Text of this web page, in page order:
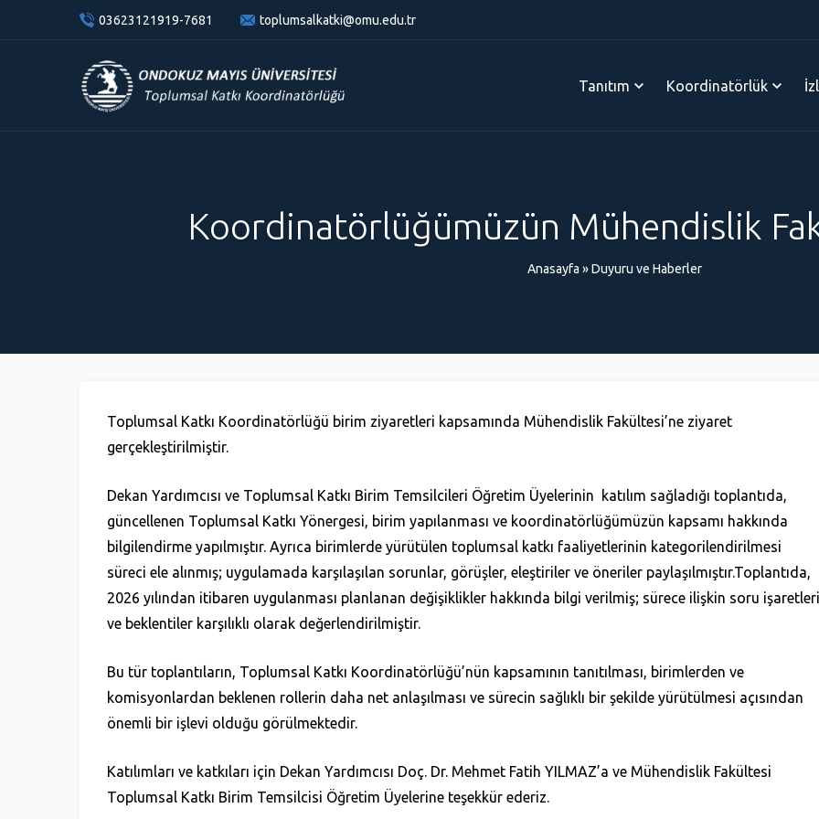
03623121919-7681 toplumsalkatki@omu.edu.tr
Tanıtım Koordinatörlük
Koordinatörlüğümüzün Mühendislik
Anasayfa »Duyuru ve Haberler
Toplumsal Katkı Koordinatörlüğü birim ziyaretleri kapsamında Mühendislik Fakültesi’ne ziyaret
gerçekleştirilmiştir.
Dekan Yardımcısı ve Toplumsal Katkı Birim Temsilcileri Öğretim Üyelerinin katılım sağladığı toplantıda,
güncellenen Toplumsal Katkı Yönergesi, birim yapılanması ve koordinatörlüğümüzün kapsamı hakkında
bilgilendirme yapılmıştır. Ayrıca birimlerde yürütülen toplumsal katkı faaliyetlerinin kategorilendirilmesi
süreci ele alınmış; uygulamada karşılaşılan sorunlar, görüşler, eleştiriler ve öneriler paylaşılmıştır.Toplantıda,
2026 yılından itibaren uygulanması planlanan değişiklikler hakkında bilgi verilmiş; sürece ilişkin soru işaretleri
ve beklentiler karşılıklı olarak değerlendirilmiştir.
Bu tür toplantıların, Toplumsal Katkı Koordinatörlüğü’nün kapsamının tanıtılması, birimlerden ve
komisyonlardan beklenen rollerin daha net anlaşılması ve sürecin sağlıklı bir şekilde yürütülmesi açısından
önemli bir işlevi olduğu görülmektedir.
Katılımları ve katkıları için Dekan Yardımcısı Doç. Dr. Mehmet Fatih YILMAZ’a ve Mühendislik Fakültesi
Toplumsal Katkı Birim Temsilcisi Öğretim Üyelerine teşekkür ederiz.